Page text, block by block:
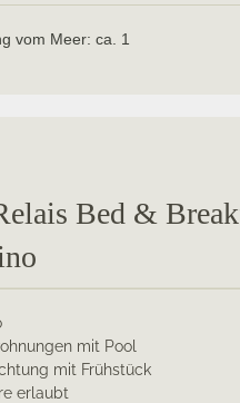
vom Meer: ca. 1
Bed &
mit Pool
mit Frühstück
erlaubt